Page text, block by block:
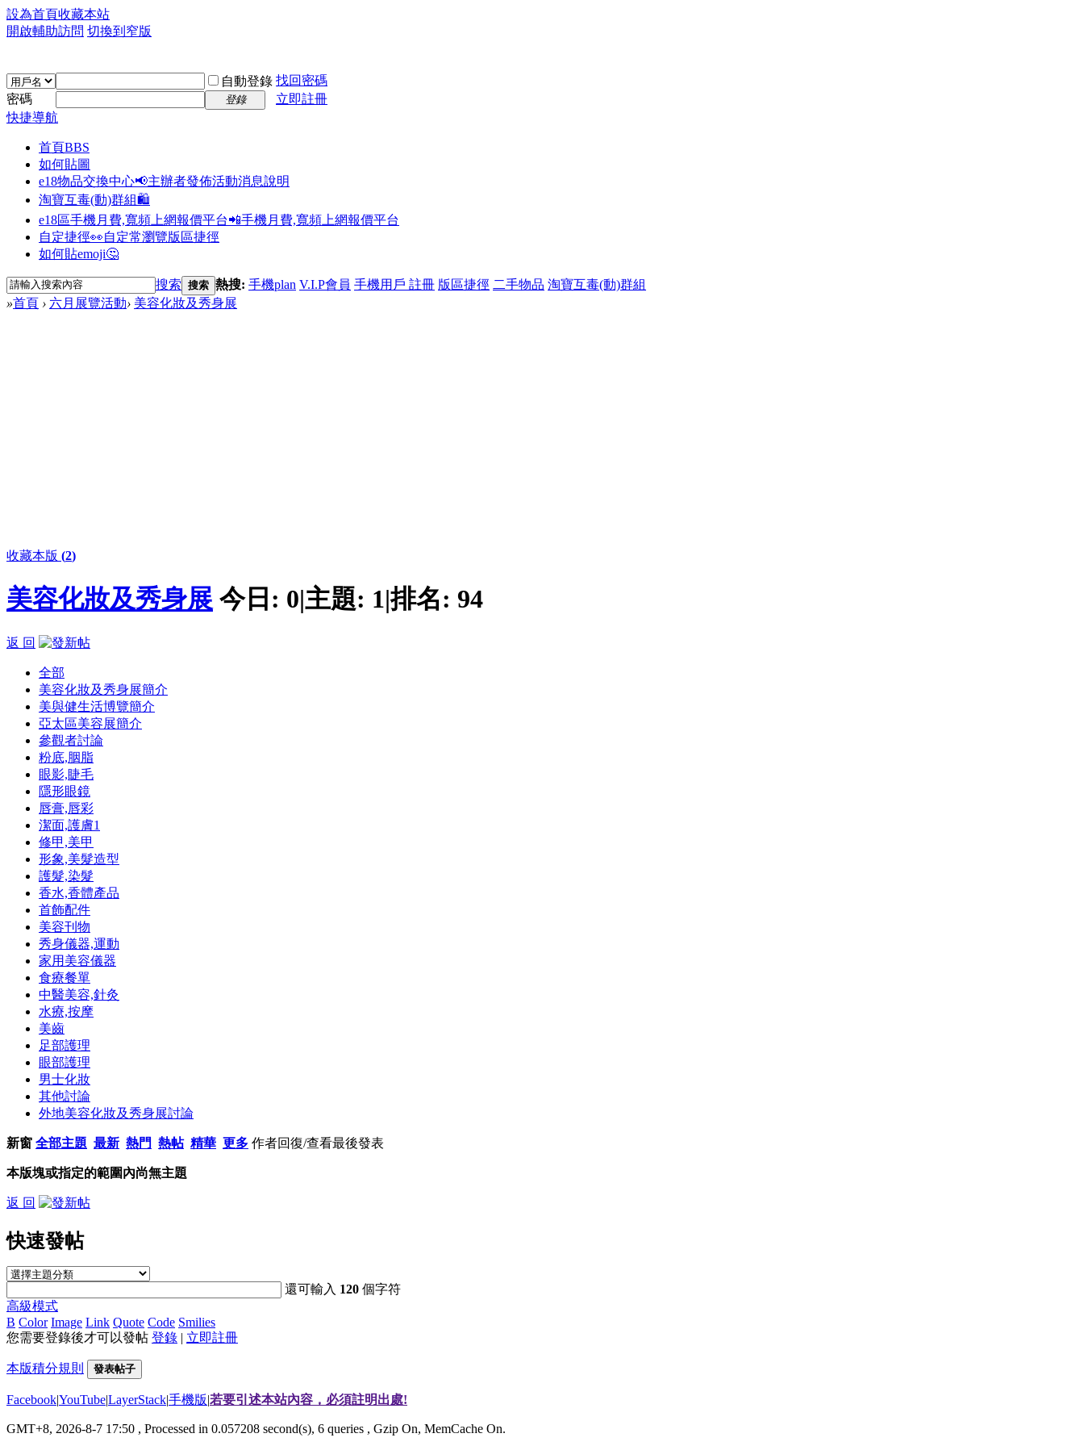
設為首頁收藏本站
開啟輔助訪問 切換到窄版
自動登錄 找回密碼
密碼
登錄
立即註冊
快捷導航
首頁BBS
如何貼圖
e18物品交換中心📢主辦者發佈活動消息說明
淘寶互毒(動)群組🛍️
e18區手機月費,寬頻上網報價平台📲手機月費,寬頻上網報價平台
自定捷徑👀自定常瀏覽版區捷徑
如何貼emoji🤔
搜索 搜索 熱搜: 手機plan V.I.P會員 手機用戶 註冊 版區捷徑 二手物品 淘寶互毒(動)群組
»首頁 › 六月展覽活動› 美容化妝及秀身展
收藏本版 (2)
美容化妝及秀身展 今日: 0|主題: 1|排名: 94
返 回
全部
美容化妝及秀身展簡介
美與健生活博覽簡介
亞太區美容展簡介
參觀者討論
粉底,胭脂
眼影,睫毛
隱形眼鏡
唇膏,唇彩
潔面,護膚1
修甲,美甲
形象,美髮造型
護髮,染髮
香水,香體產品
首飾配件
美容刊物
秀身儀器,運動
家用美容儀器
食療餐單
中醫美容,針灸
水療,按摩
美齒
足部護理
眼部護理
男士化妝
其他討論
外地美容化妝及秀身展討論
新窗 全部主題 最新 熱門 熱帖 精華 更多 作者回復/查看最後發表
本版塊或指定的範圍內尚無主題
返 回
快速發帖
還可輸入 120 個字符
高級模式
B Color Image Link Quote Code Smilies
您需要登錄後才可以發帖 登錄 | 立即註冊
本版積分規則 發表帖子
Facebook|YouTube|LayerStack|手機版|若要引述本站內容，必須註明出處!
GMT+8, 2026-8-7 17:50 , Processed in 0.057208 second(s), 6 queries , Gzip On, MemCache On.